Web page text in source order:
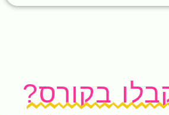
בקורס?